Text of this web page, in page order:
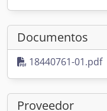
Documentos
18440761-01.pdf
Proveedor